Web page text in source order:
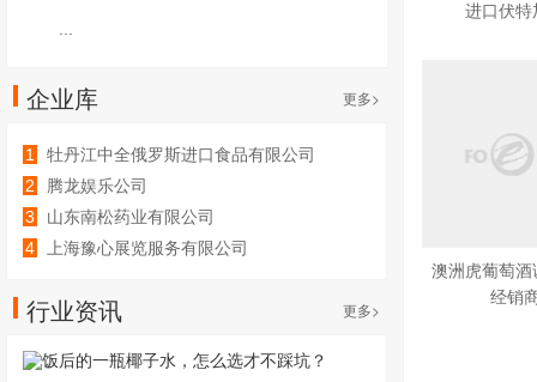
进口伏特
澳洲虎葡萄酒
经销
企业库 更多>
1
牡丹江中全俄罗斯进口食品有限公司
2
腾龙娱乐公司
3
山东南松药业有限公司
4
上海豫心展览服务有限公司
行业资讯 更多>